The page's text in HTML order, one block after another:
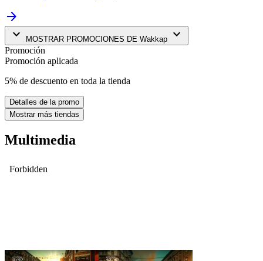
arrow_forward
keyboard_arrow_down
MOSTRAR PROMOCIONES DE Wakkap keyboard_arrow_down
Promoción
Promoción aplicada
5% de descuento en toda la tienda
Detalles de la promo
Mostrar más tiendas
Multimedia